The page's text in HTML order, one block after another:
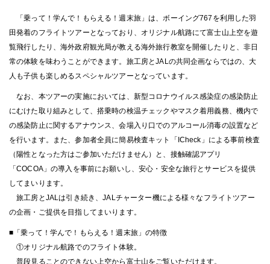
「乗って！学んで！もらえる！週末旅」は、ボーイング767を利用した羽
田発着のフライトツアーとなっており、オリジナル航路にて富士山上空を遊
覧飛行したり、海外政府観光局が教える海外旅行教室を開催したりと、非日
常の体験を味わうことができます。旅工房とJALの共同企画ならではの、大
人も子供も楽しめるスペシャルツアーとなっています。
なお、本ツアーの実施においては、新型コロナウイルス感染症の感染防止
にむけた取り組みとして、搭乗時の検温チェックやマスク着用義務、機内で
の感染防止に関するアナウンス、会場入り口でのアルコール消毒の設置など
を行います。また、参加者全員に簡易検査キット「ICheck」による事前検査
（陽性となった方はご参加いただけません）と、接触確認アプリ
「COCOA」の導入を事前にお願いし、安心・安全な旅行とサービスを提供
してまいります。
旅工房とJALは引き続き、JALチャーター機による様々なフライトツアー
の企画・ご提供を目指してまいります。
■「乗って！学んで！もらえる！週末旅」の特徴
①オリジナル航路でのフライト体験。
普段見ることのできない上空から富士山をご覧いただけます。